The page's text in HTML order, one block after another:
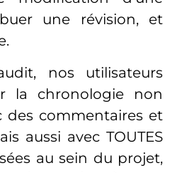
une révision, et
nos utilisateurs
la chronologie non
des commentaires et
aussi avec TOUTES
au sein du projet,